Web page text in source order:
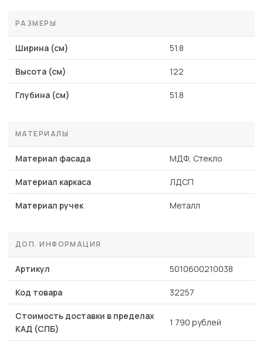
РАЗМЕРЫ
Ширина (см) 51.8
Высота (см) 122
Глубина (см) 51.8
МАТЕРИАЛЫ
Материал фасада МДФ, Стекло
Материал каркаса ЛДСП
Материал ручек Металл
ДОП. ИНФОРМАЦИЯ
Артикул 5010600210038
Код товара 32257
Стоимость доставки в пределах
КАД (СПБ)
1 790 рублей